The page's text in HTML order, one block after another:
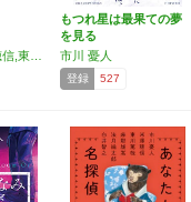
もつれ星は最果ての夢
を見る
市川 憂人
登録 527